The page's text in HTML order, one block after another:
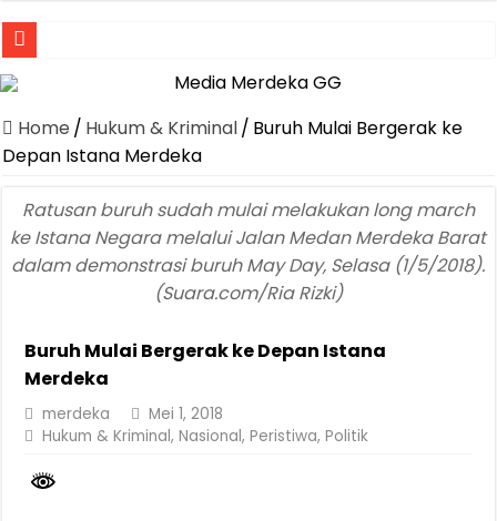
Jasa Raharja Serahkan Santunan kepada Ahli Waris Korban
Canangkan Desa TAPIS dan Luncurkan Sekolah Lansia di
Pemprov Lampung Berhasil Kendalikan Inflasi, Jadi Provinsi
Dirut Jasa Raharja Dampingi Wamenhub Tinjau Penanganan
Pastikan Pelayanan Maksimal, Direksi Jasa Raharja Tinjau Korban
Dirut Jasa Raharja Dampingi Wamenhub Tinjau Penanganan
Jasa Raharja Jamin Seluruh Korban Kebakaran KM Mutiara
Gubernur Mirza Ajak IAI Darul Fattah Cetak SDM Adaptif
Purnama Wulan Sari Mirza Buka SiSeSa Roadshow Lampung
Home / Hukum & Kriminal/ Buruh Mulai Bergerak ke
Depan Istana Merdeka
Ratusan buruh sudah mulai melakukan long march
ke Istana Negara melalui Jalan Medan Merdeka Barat
dalam demonstrasi buruh May Day, Selasa (1/5/2018).
(Suara.com/Ria Rizki)
Buruh Mulai Bergerak ke Depan Istana
Merdeka
merdeka
Mei 1, 2018
Hukum & Kriminal,Nasional,Peristiwa,Politik